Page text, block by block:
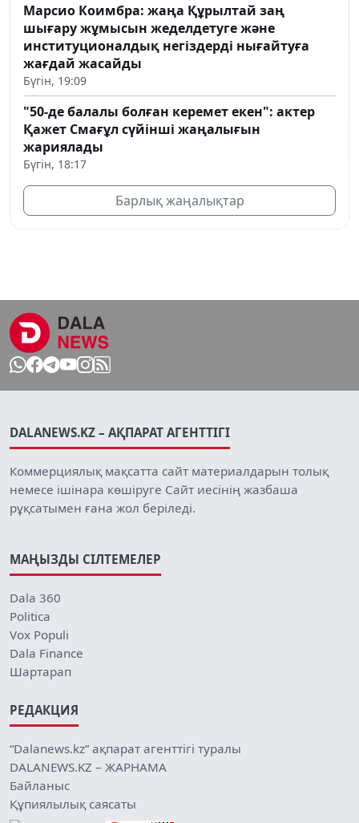
Марсио Коимбра: жаңа Құрылтай заң
шығару жұмысын жеделдетуге және
институционалдық негіздерді нығайтуға
жағдай жасайды
Бүгін, 19:09
"50-де балалы болған керемет екен": актер
Қажет Смағұл сүйінші жаңалығын
жариялады
Бүгін, 18:17
Барлық жаңалықтар
DALANEWS.KZ – АҚПАРАТ АГЕНТТІГІ
Коммерциялық мақсатта сайт материалдарын толық
немесе ішінара көшіруге Сайт иесінің жазбаша
рұқсатымен ғана жол беріледі.
МАҢЫЗДЫ СІЛТЕМЕЛЕР
Dala 360
Politica
Vox Populi
Dala Finance
Шартарап
РЕДАКЦИЯ
“Dalanews.kz” ақпарат агенттігі туралы
DALANEWS.KZ – ЖАРНАМА
Байланыс
Құпиялылық саясаты